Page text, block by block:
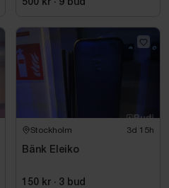
500 kr · 9 bud
Stockholm 3d 15h
Bänk Eleiko
150 kr · 3 bud